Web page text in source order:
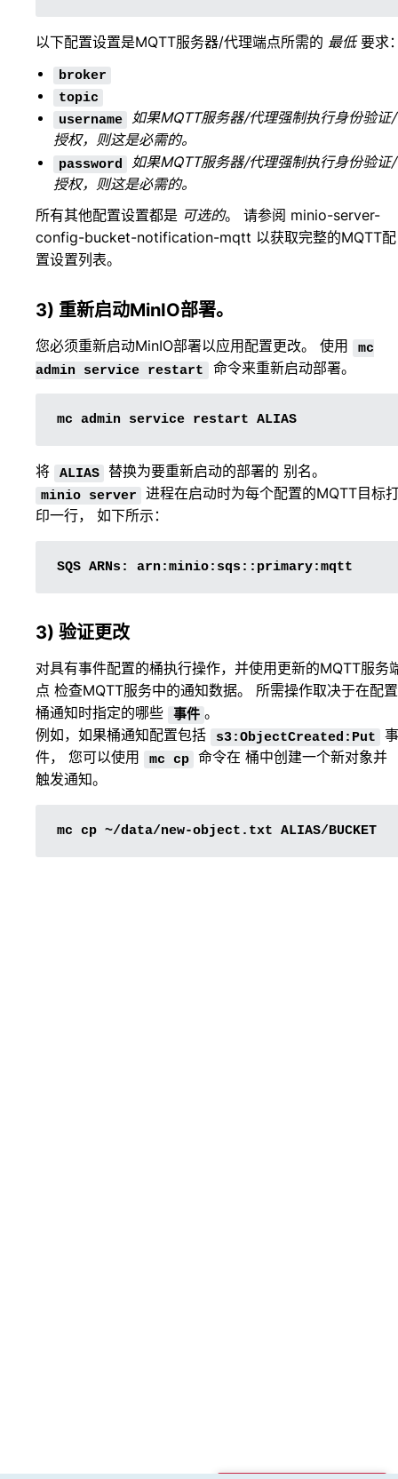
以下配置设置是MQTT服务器/代理端点所需的 最低要求
broker
topic
username
如果MQTT服务器/代理强制执行身份验证/
授权，则这是必需的。
password
如果MQTT服务器/代理强制执行身份验证/
授权，则这是必需的。
所有其他配置设置都是 可选的。 请参阅 minio-server-
config-bucket-notification-mqtt 以获取完整的MQTT配
置设置列表。
3) 重新启动MinIO部署。
您必须重新启动MinIO部署以应用配置更改。 使用
mc
admin
service restart 命令来重新启动部署。
mc admin service restart
将 ALIAS 替换为要重新启动的部署的别名。
minio server
进程在启动时为每个配置的MQTT目标
印一行， 如下所示：
SQS ARNs:
3) 验证更改
对具有事件配置的桶执行操作，并使用更新的MQTT服务
点 检查MQTT服务中的通知数据。 所需操作取决于在配置
桶通知时指定的哪些
事件 。
例如，如果桶通知配置包括
s3:ObjectCreated:Put
件， 您可以使用
mc cp
命令在 桶中创建一个新对象并
触发通知。
mc cp ~/data/new-object.txt